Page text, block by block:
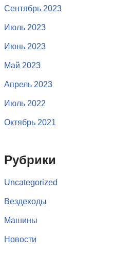
Сентябрь 2023
Июль 2023
Июнь 2023
Май 2023
Апрель 2023
Июль 2022
Октябрь 2021
Рубрики
Uncategorized
Вездеходы
Машины
Новости